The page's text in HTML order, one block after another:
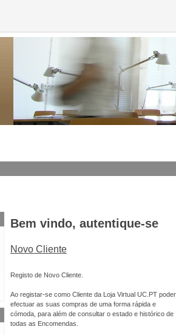
Bem vindo, autentique-se
Novo Cliente
Registo de Novo Cliente.
Ao registar-se como Cliente da Loja Virtual UC.PT
efectuar as suas compras de uma forma rápida e
cómoda, para além de consultar o estado e histórico de
todas as Encomendas.